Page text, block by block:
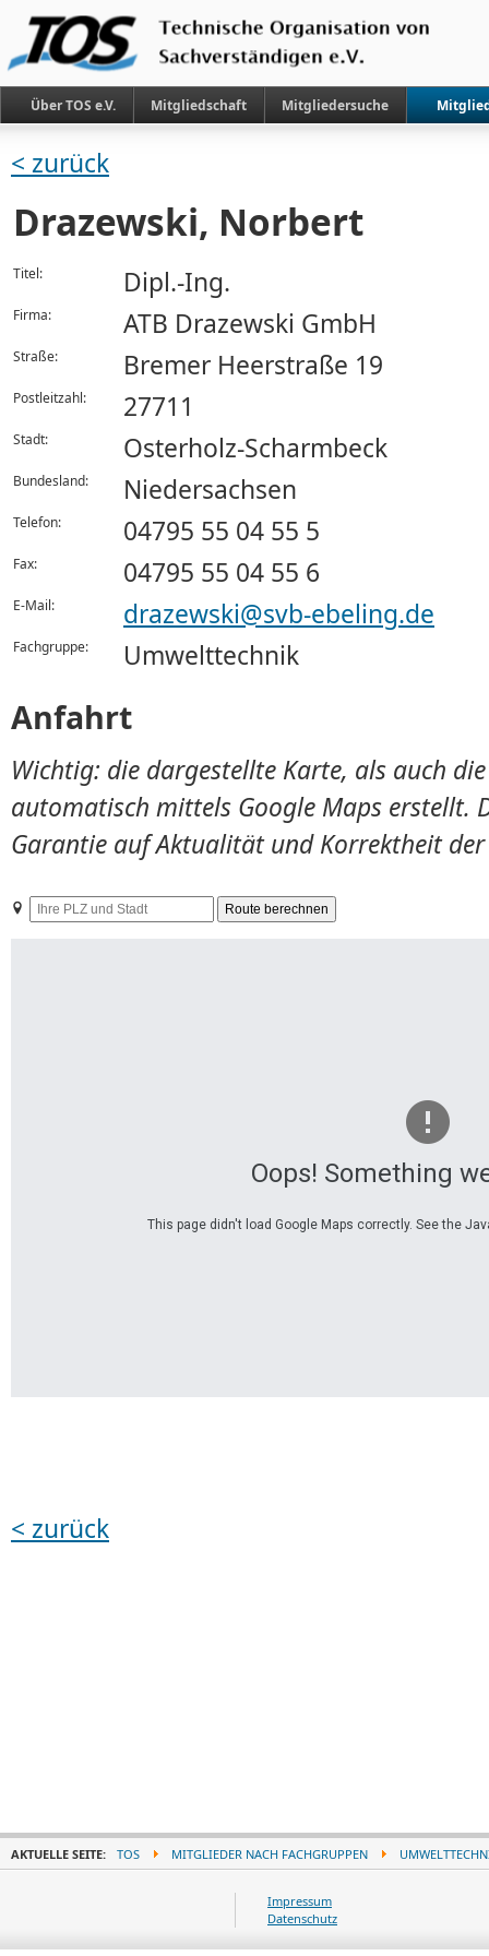
Über TOS e.V. Mitgliedschaft Mitgliedersuche
< zurück
Drazewski, Norbert
Titel: Dipl.-Ing.
Firma: ATB Drazewski GmbH
Straße: Bremer Heerstraße 19
Postleitzahl: 27711
Stadt: Osterholz-Scharmbeck
Bundesland: Niedersachsen
Telefon: 04795 55 04 55 5
Fax: 04795 55 04 55 6
E-Mail: drazewski@svb-ebeling.de
Fachgruppe: Umwelttechnik
Anfahrt
Wichtig: die dargestellte Karte, als auch
automatisch mittels Google Maps erstellt.
Garantie auf Aktualität und Korrektheit
Ihre
PLZ
Oops! Something
This page didn't load Google Maps correctly. See the
< zurück
AKTUELLE SEITE: TOS MITGLIEDER NACH FACHGRUPPEN
Impressum
Datenschutz